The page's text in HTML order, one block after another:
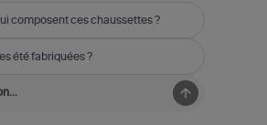
composent ces chaussettes ?
été fabriquées ?